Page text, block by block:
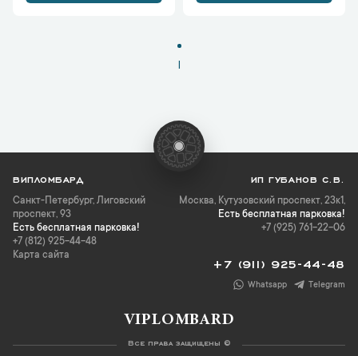
1
ВИПЛОМБАРД
Санкт-Петербург, Лиговский
проспект, 93
Есть бесплатная парковка!
+7 (812) 925-44-48
Карта сайта
ИП ГУБАНОВ С.В.
Москва, Кутузовский проспект, 23к1,
Есть бесплатная парковка!
+7 (925) 761-22-06
+7 (911) 925-44-48
Whatsapp Telegram
VIPLOMBARD
Все права защищены ©